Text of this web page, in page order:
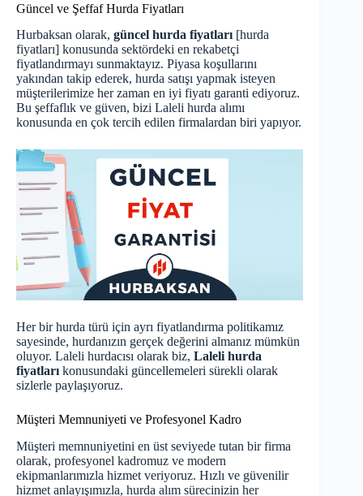
Güncel ve Şeffaf Hurda Fiyatları
Hurbaksan olarak, güncel hurda fiyatları [hurda
fiyatları] konusunda sektördeki en rekabetçi
fiyatlandırmayı sunmaktayız. Piyasa koşullarını
yakından takip ederek, hurda satışı yapmak isteyen
müşterilerimize her zaman en iyi fiyatı garanti ediyoruz.
Bu şeffaflık ve güven, bizi Laleli hurda alımı
konusunda en çok tercih edilen firmalardan biri yapıyor.
Her bir hurda türü için ayrı fiyatlandırma politikamız
sayesinde, hurdanızın gerçek değerini almanız mümkün
oluyor. Laleli hurdacısı olarak biz, Laleli hurda
fiyatları konusundaki güncellemeleri sürekli olarak
sizlerle paylaşıyoruz.
Müşteri Memnuniyeti ve Profesyonel Kadro
Müşteri memnuniyetini en üst seviyede tutan bir firma
olarak, profesyonel kadromuz ve modern
ekipmanlarımızla hizmet veriyoruz. Hızlı ve güvenilir
hizmet anlayışımızla, hurda alım sürecinizin her